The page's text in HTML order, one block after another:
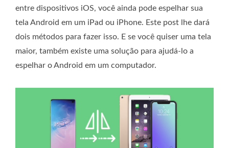
entre dispositivos iOS, você ainda pode espelhar sua
tela Android em um iPad ou iPhone. Este post lhe dará
dois métodos para fazer isso. E se você quiser uma tela
maior, também existe uma solução para ajudá-lo a
espelhar o Android em um computador.